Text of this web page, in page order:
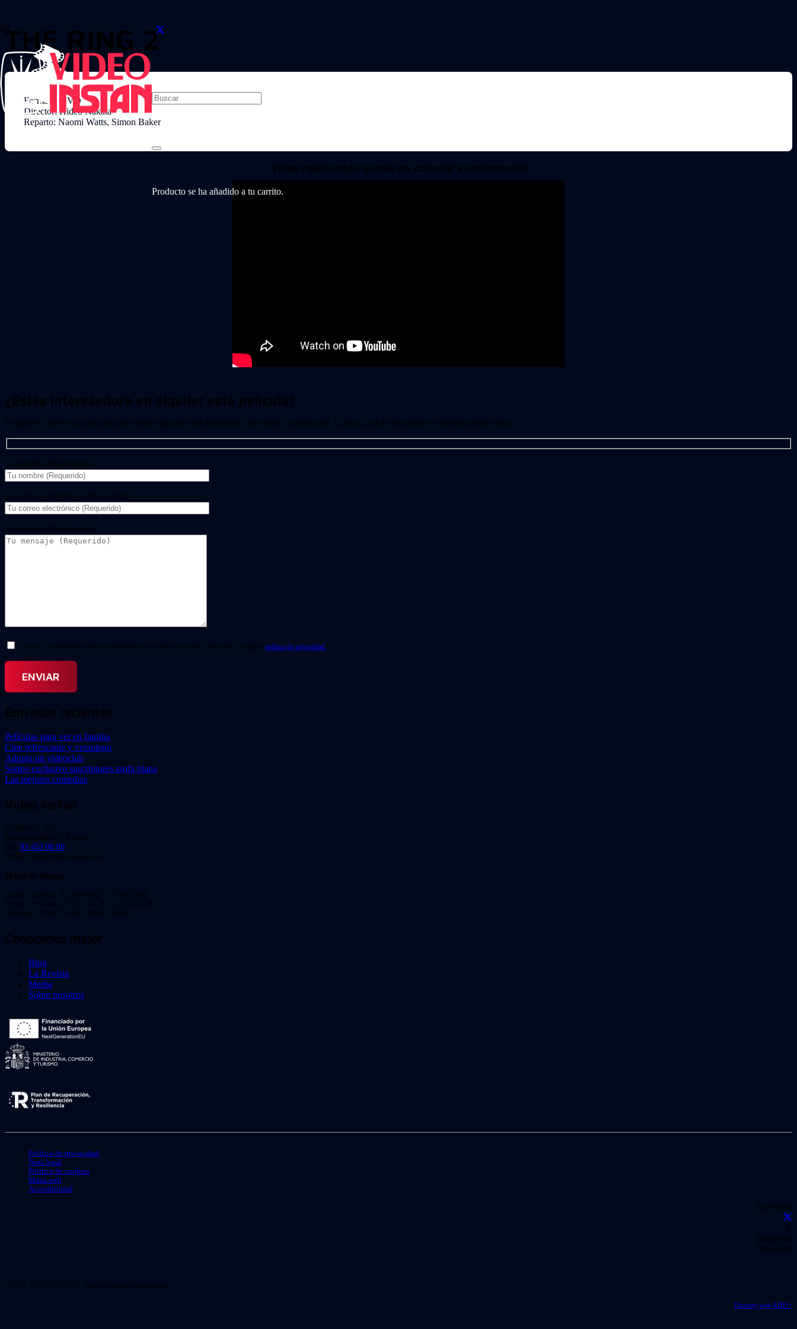
Producto se ha añadido a tu carrito.
THE RING 2
Formato: DVD
Director: Hideo Nakata
Reparto: Naomi Watts, Simon Baker
Video relacionado (puede no coincidir exactamente)
¿Estas interesado/a en alquilar esta película?
Si quieres saber si la película que deseas alquilar está disponible, por favor, contáctanos. Luego, podrás recogerla en nuestra tienda física.
Tu nombre (Requerido)
Tu correo electrónico (Requerido)
Tu mensaje (Necesario)
Doy mi consentimiento para el tratamiento de mis datos personales. He leído y acepto la política de privacidad. *
Entradas recientes
Películas para ver en familia
Cine refrescante y veraniego
Adopta un videoclub
Sorteo exclusivo suscriptores tarifa plana
Las mejores comedias
Video Instan
Viladomat, 239
Barcelona 08029. España.
Tel: 93 453 00 00
Email: info@videoinstan.net
Horario tienda
Lunes a jueves: 10:30-14:00 / 17:00-20:00
Viernes y sábado: 10:30-14:00 / 17:00-21:00
Domingo: 11:00-15:00 / 16:00-20:00
Conócenos mejor
Blog
La Revista
Media
Sobre nosotros
Política de privacidad
Nota legal
Política de cookies
Mapa web
Accesibilidad
Facebook
X
Instagram
YouTube
© 2026. VIDEO INSTAN. Todo los derechos reservados.
Disseny web ADD+